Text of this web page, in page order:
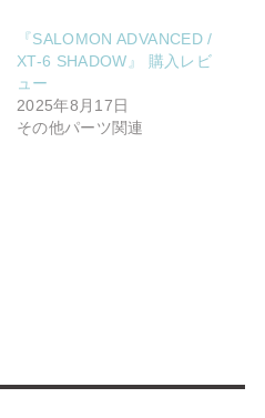
『SALOMON ADVANCED /
XT-6 SHADOW』 購入レビ
ュー
2025年8月17日
その他パーツ関連